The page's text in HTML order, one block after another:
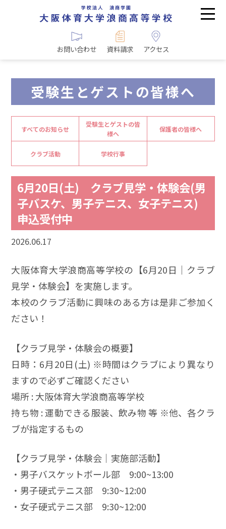
お問い合わせ 資料請求 アクセス
受験生とゲストの皆様へ
すべてのお知らせ
受験生とゲストの皆
様へ
保護者の皆様へ
クラブ活動 学校行事
6月20日(土) クラブ見学・体験会(男
子バスケ、男子テニス、女子テニス)
申込受付中
2026.06.17
大阪体育大学浪商高等学校の【6月20日｜クラブ
見学・体験会】を実施します。
本校のクラブ活動に興味のある方は是非ご参加く
ださい！
【クラブ見学・体験会の概要】
日時：6月20日(土) ※時間はクラブにより異なり
ますので必ずご確認ください
場所 : 大阪体育大学浪商高等学校
持ち物 : 運動できる服装、飲み物 等 ※他、各クラ
ブが指定するもの
【クラブ見学・体験会｜実施部活動】
・男子バスケットボール部 9:00~13:00
・男子硬式テニス部 9:30~12:00
・女子硬式テニス部 9:30~12:00